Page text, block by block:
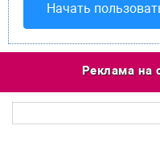
Начать
Реклама на